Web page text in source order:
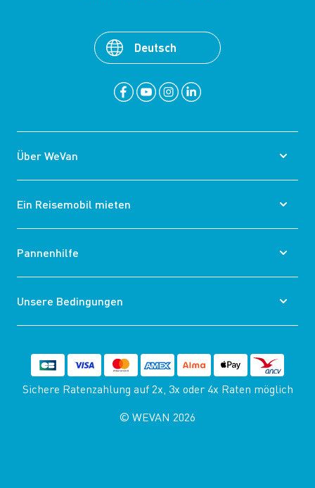
Über WeVan
Ein Reisemobil mieten
Pannenhilfe
Unsere Bedingungen
Deutsch
Sichere Ratenzahlung auf 2x, 3x oder 4x Raten möglich
© WEVAN 2026